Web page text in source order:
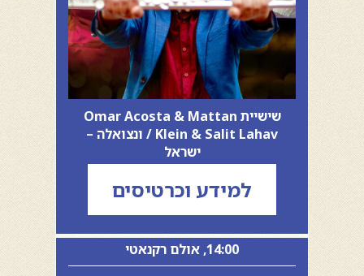
שישיית Omar Acosta & Mattan
Klein & Salit Lahav / ונצואלה –
ישראל
למידע וכרטיסים
14:00, אולם רקנאטי